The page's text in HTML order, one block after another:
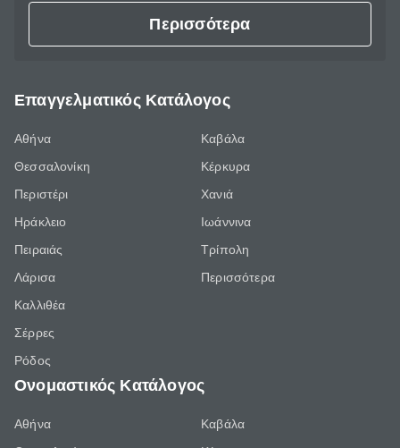
Περισσότερα
Επαγγελματικός Κατάλογος
Αθήνα
Θεσσαλονίκη
Περιστέρι
Ηράκλειο
Πειραιάς
Λάρισα
Καλλιθέα
Σέρρες
Ρόδος
Καβάλα
Κέρκυρα
Χανιά
Ιωάννινα
Τρίπολη
Περισσότερα
Ονομαστικός Κατάλογος
Αθήνα
Καβάλα